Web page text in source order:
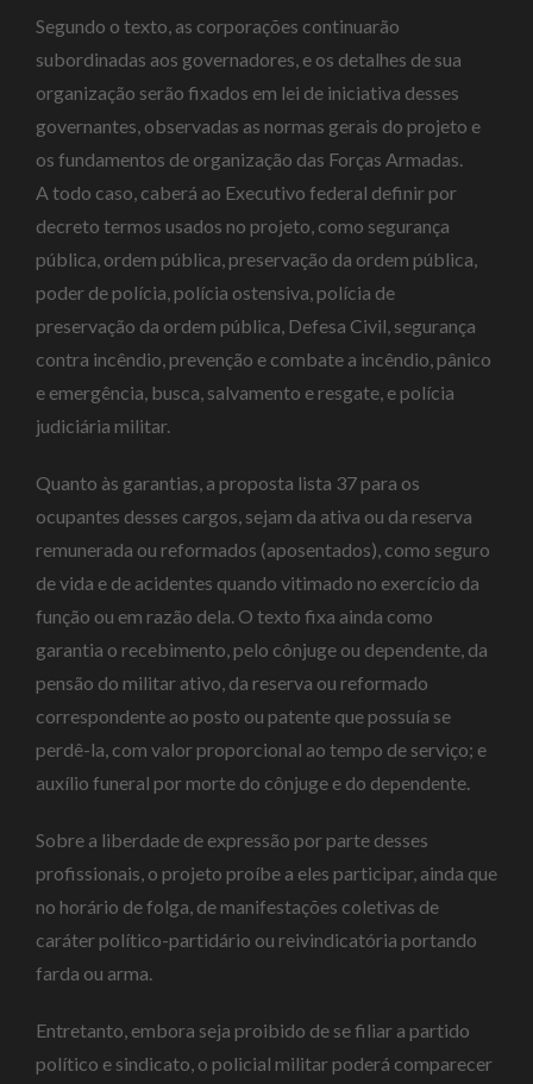
Segundo o texto, as corporações continuarão
subordinadas aos governadores, e os detalhes de sua
organização serão fixados em lei de iniciativa desses
governantes, observadas as normas gerais do projeto e
os fundamentos de organização das Forças Armadas.
A todo caso, caberá ao Executivo federal definir por
decreto termos usados no projeto, como segurança
pública, ordem pública, preservação da ordem pública,
poder de polícia, polícia ostensiva, polícia de
preservação da ordem pública, Defesa Civil, segurança
contra incêndio, prevenção e combate a incêndio, pânico
e emergência, busca, salvamento e resgate, e polícia
judiciária militar.
Quanto às garantias, a proposta lista 37 para os
ocupantes desses cargos, sejam da ativa ou da reserva
remunerada ou reformados (aposentados), como seguro
de vida e de acidentes quando vitimado no exercício da
função ou em razão dela. O texto fixa ainda como
garantia o recebimento, pelo cônjuge ou dependente, da
pensão do militar ativo, da reserva ou reformado
correspondente ao posto ou patente que possuía se
perdê-la, com valor proporcional ao tempo de serviço; e
auxílio funeral por morte do cônjuge e do dependente.
Sobre a liberdade de expressão por parte desses
profissionais, o projeto proíbe a eles participar, ainda que
no horário de folga, de manifestações coletivas de
caráter político-partidário ou reivindicatória portando
farda ou arma.
Entretanto, embora seja proibido de se filiar a partido
político e sindicato, o policial militar poderá comparecer